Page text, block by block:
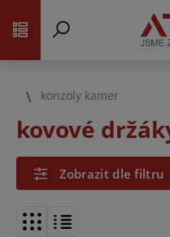
konzoly kamer
kovové
Zobrazit dle filtru